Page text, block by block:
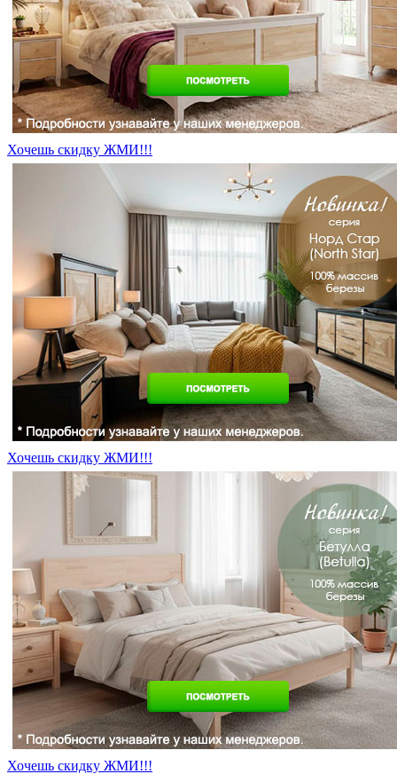
Хочешь скидку ЖМИ!!!
Хочешь скидку ЖМИ!!!
Хочешь скидку ЖМИ!!!